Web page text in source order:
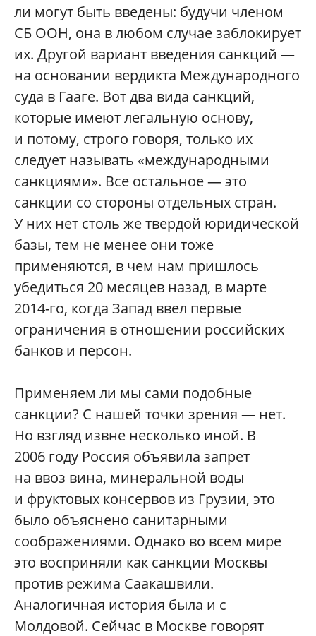
ли могут быть введены: будучи членом
СБ ООН, она в любом случае заблокирует
их. Другой вариант введения санкций —
на основании вердикта Международного
суда в Гааге. Вот два вида санкций,
которые имеют легальную основу,
и потому, строго говоря, только их
следует называть «международными
санкциями». Все остальное — это
санкции со стороны отдельных стран.
У них нет столь же твердой юридической
базы, тем не менее они тоже
применяются, в чем нам пришлось
убедиться 20 месяцев назад, в марте
2014-го, когда Запад ввел первые
ограничения в отношении российских
банков и персон.
Применяем ли мы сами подобные
санкции? С нашей точки зрения — нет.
Но взгляд извне несколько иной. В
2006 году Россия объявила запрет
на ввоз вина, минеральной воды
и фруктовых консервов из Грузии, это
было объяснено санитарными
соображениями. Однако во всем мире
это восприняли как санкции Москвы
против режима Саакашвили.
Аналогичная история была и с
Молдовой. Сейчас в Москве говорят